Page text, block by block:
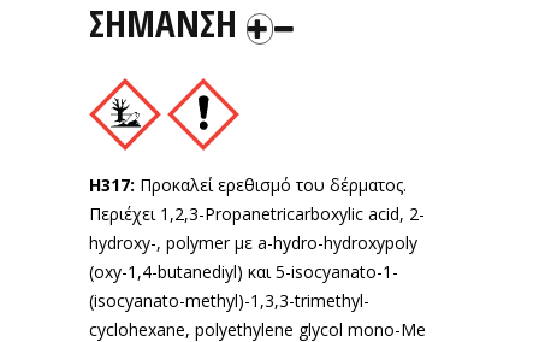
ΣΗΜΑΝΣΗ
H317: Προκαλεί ερεθισμό του δέρματος.
Περιέχει 1,2,3-Propanetricarboxylic acid, 2-
hydroxy-, polymer με a-hydro-hydroxypoly
(oxy-1,4-butanediyl) και 5-isocyanato-1-
(isocyanato-methyl)-1,3,3-trimethyl-
cyclohexane, polyethylene glycol mono-Me